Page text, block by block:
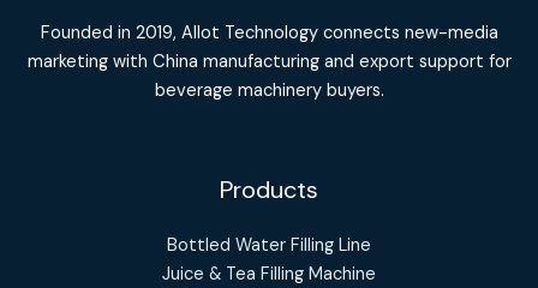
Founded in 2019, Allot Technology connects new-media
marketing with China manufacturing and export support for
beverage machinery buyers.
Products
Bottled Water Filling Line
Juice & Tea Filling Machine